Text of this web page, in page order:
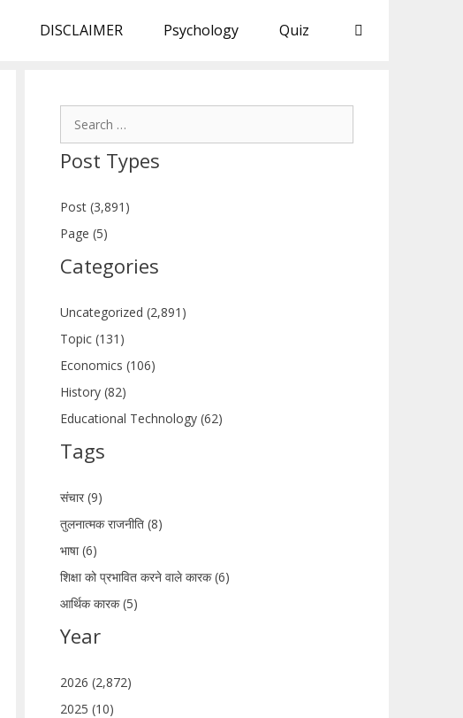
DISCLAIMER Psychology Quiz
Post Types
Post (3,891)
Page (5)
Categories
Uncategorized (2,891)
Topic (131)
Economics (106)
History (82)
Educational Technology (62)
Tags
संचार (9)
तुलनात्मक राजनीति (8)
भाषा (6)
शिक्षा को प्रभावित करने वाले कारक (6)
आर्थिक कारक (5)
Year
2026 (2,872)
2025 (10)